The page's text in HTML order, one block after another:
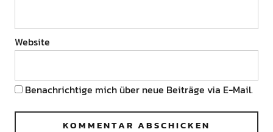
Website
Benachrichtige mich über neue Beiträge via E-Mail.